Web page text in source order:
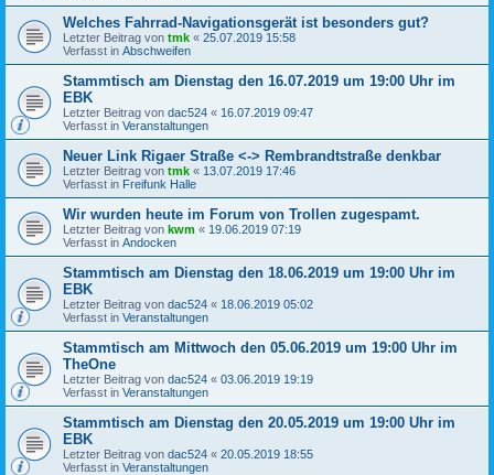
Welches Fahrrad-Navigationsgerät ist besonders gut?
Letzter Beitrag von tmk « 25.07.2019 15:58
Verfasst in Abschweifen
Stammtisch am Dienstag den 16.07.2019 um 19:00 Uhr im
EBK
Letzter Beitrag von dac524 « 16.07.2019 09:47
Verfasst in Veranstaltungen
Neuer Link Rigaer Straße <-> Rembrandtstraße denkbar
Letzter Beitrag von tmk « 13.07.2019 17:46
Verfasst in Freifunk Halle
Wir wurden heute im Forum von Trollen zugespamt.
Letzter Beitrag von kwm « 19.06.2019 07:19
Verfasst in Andocken
Stammtisch am Dienstag den 18.06.2019 um 19:00 Uhr im
EBK
Letzter Beitrag von dac524 « 18.06.2019 05:02
Verfasst in Veranstaltungen
Stammtisch am Mittwoch den 05.06.2019 um 19:00 Uhr im
TheOne
Letzter Beitrag von dac524 « 03.06.2019 19:19
Verfasst in Veranstaltungen
Stammtisch am Dienstag den 20.05.2019 um 19:00 Uhr im
EBK
Letzter Beitrag von dac524 « 20.05.2019 18:55
Verfasst in Veranstaltungen